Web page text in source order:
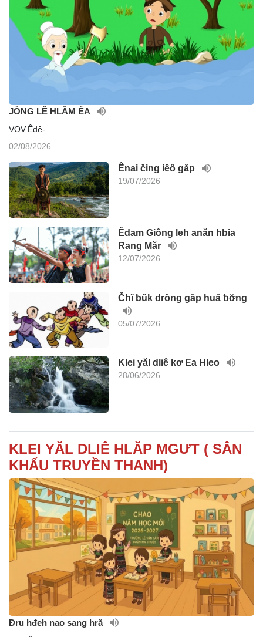
JÔNG LĔ HLĂM ÊA
VOV.Êđê-
02/08/2026
Ênai čing iêô găp
19/07/2026
Êdam Giông leh anăn hbia
Rang Măr
12/07/2026
Čhĭ ƀŭk drông găp huă ƀơ̆ng
05/07/2026
Klei yăl dliê kơ Ea Hleo
28/06/2026
KLEI YĂL DLIÊ HLĂP MGƯT ( SÂN
KHẤU TRUYỀN THANH)
Đru hđeh nao sang hră